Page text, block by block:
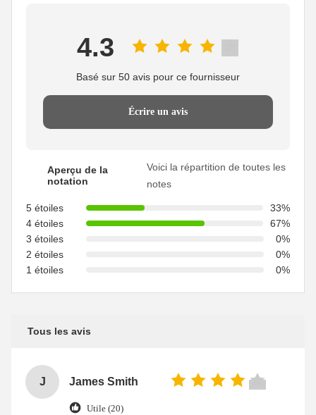
4.3
Basé sur 50 avis pour ce fournisseur
Écrire un avis
Aperçu de la
notation
Voici la répartition de toutes les
notes
5 étoiles
33%
4 étoiles
67%
3 étoiles
0%
2 étoiles
0%
1 étoiles
0%
Tous les avis
J James Smith
Utile (20)